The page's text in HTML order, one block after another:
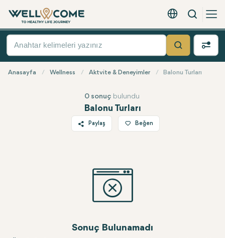
Türkçe - EUR
Arama
Hızlı
Ara
Anasayfa Wellness Aktvite & Deneyimler Balonu Turları
Balonu Turları
0 sonuçbulundu
Paylaş
WhatsApp
Beğen
Sonuç Bulunamadı